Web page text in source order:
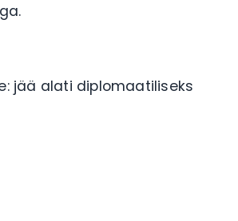
jää alati diplomaatiliseks